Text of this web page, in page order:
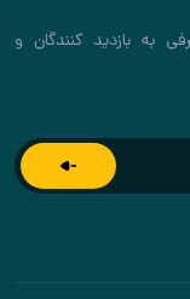
کنندگان و